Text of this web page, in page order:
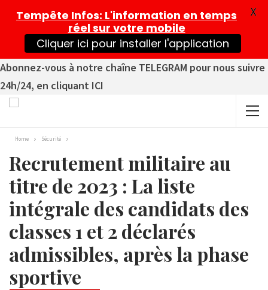
Abonnez-vous à notre chaîne TELEGRAM pour nous suivre
24h/24, en cliquant ICI
Home Sécurité
Recrutement militaire au
titre de 2023 : La liste
intégrale des candidats des
classes 1 et 2 déclarés
admissibles, après la phase
sportive
Tempête Infos: L'information en temps
réel sur votre mobile
Cliquer ici pour installer l'application
X